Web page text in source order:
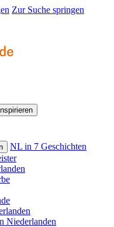
Zur Suche springen
NL in 7 Geschichten
Niederlanden